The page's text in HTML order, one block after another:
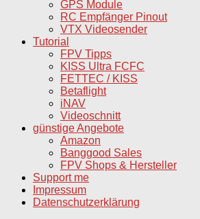
GPS Module
RC Empfänger Pinout
VTX Videosender
Tutorial
FPV Tipps
KISS Ultra FCFC
FETTEC / KISS
Betaflight
iNAV
Videoschnitt
günstige Angebote
Amazon
Banggood Sales
FPV Shops & Hersteller
Support me
Impressum
Datenschutzerklärung